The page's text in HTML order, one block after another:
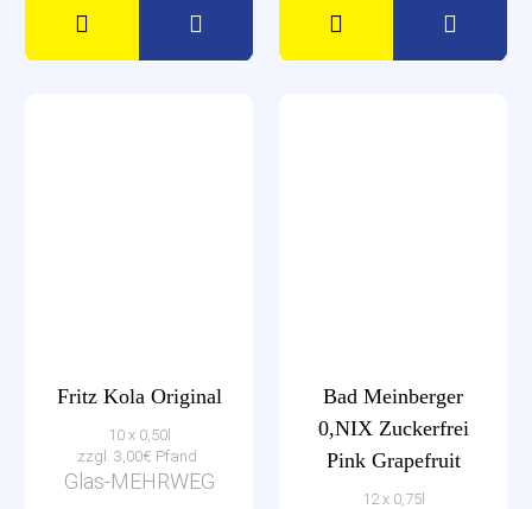
Fritz Kola Original
10 x 0,50l
zzgl. 3,00€ Pfand
Glas-MEHRWEG
Bad Meinberger
0,NIX Zuckerfrei
Pink Grapefruit
12 x 0,75l